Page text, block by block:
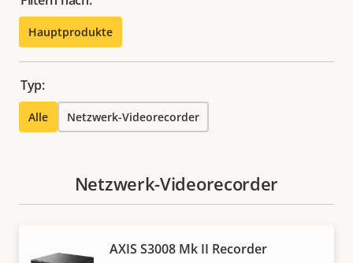
Hauptprodukte
Typ:
Alle Netzwerk-Videorecorder
Netzwerk-Videorecorder
AXIS S3008 Mk II Recorder